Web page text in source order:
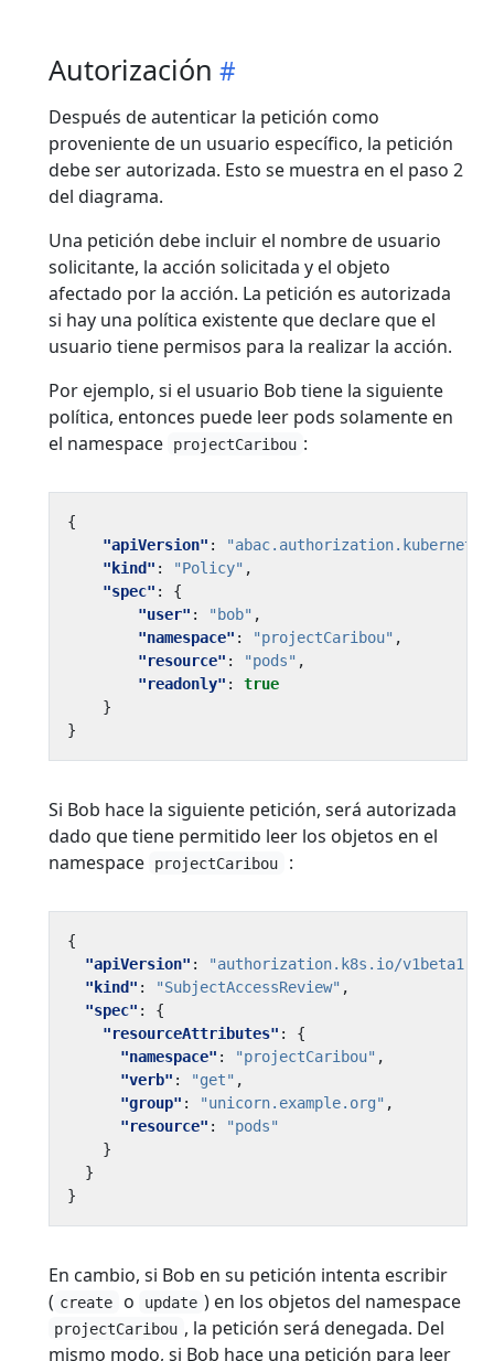
Autorización
Después de autenticar la petición como
proveniente de un usuario específico, la petición
debe ser autorizada. Esto se muestra en el paso 2
del diagrama.
Una petición debe incluir el nombre de usuario
solicitante, la acción solicitada y el objeto
afectado por la acción. La petición es autorizada
si hay una política existente que declare que el
usuario tiene permisos para la realizar la acción.
Por ejemplo, si el usuario Bob tiene la siguiente
política, entonces puede leer pods solamente en
el namespace
projectCaribou :
{
"apiVersion" :
"kind" : "Policy" ,
"spec" :
{
"user" : "bob" ,
"namespace" : "projectCaribou" ,
"resource" : "pods" ,
"readonly" :
true
}
}
Si Bob hace la siguiente petición, será autorizada
dado que tiene permitido leer los objetos en el
namespace
projectCaribou :
{
"apiVersion" : "authorization.k8s.io/v1beta1"
"kind" : "SubjectAccessReview" ,
"spec" :
{
"resourceAttributes" :
{
"namespace" : "projectCaribou" ,
"verb" : "get" ,
"group" : "unicorn.example.org" ,
"resource" :
"pods"
}
}
}
En cambio, si Bob en su petición intenta escribir
( create o update ) en los objetos del namespace
projectCaribou , la petición será denegada. Del
mismo modo, si Bob hace una petición para leer